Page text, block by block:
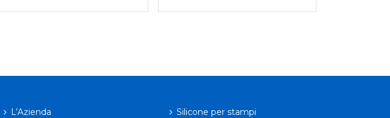
L’Azienda
Silicone per stampi